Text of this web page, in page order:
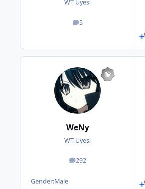
WT Uyesi
5
posts
WeNy
WT Uyesi
292
posts
Gender:Male